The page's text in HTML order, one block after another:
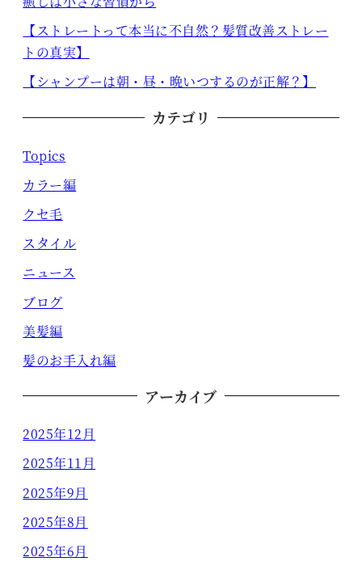
【ストレートって本当に不自然？髪質改善ストレー
トの真実】
【シャンプーは朝・昼・晩いつするのが正解？】
カテゴリ
Topics
カラー編
クセ毛
スタイル
ニュース
ブログ
美髪編
髪のお手入れ編
アーカイブ
2025年12月
2025年11月
2025年9月
2025年8月
2025年6月